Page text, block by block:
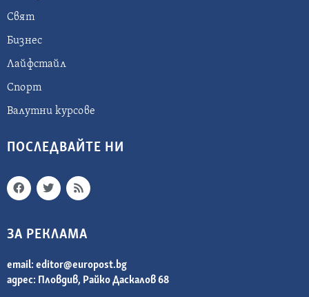
Свят
Бизнес
Лайфстайл
Спорт
Валутни курсове
ПОСЛЕДВАЙТЕ НИ
ЗА РЕКЛАМА
email: editor@europost.bg
адрес: Пловдив, Райко Даскалов 68